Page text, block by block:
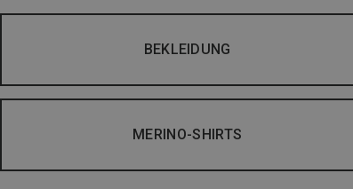
BEKLEIDUNG
MERINO-SHIRTS